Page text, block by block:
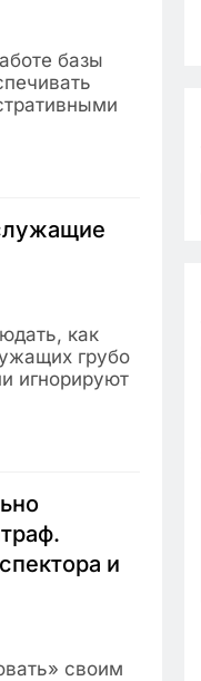
базы
как
грубо
игнорируют
и
своим